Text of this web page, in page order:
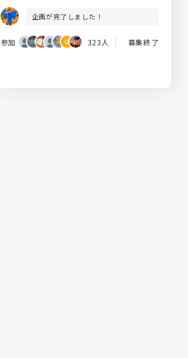
企画が完了しました！
参加 323人 募集終了